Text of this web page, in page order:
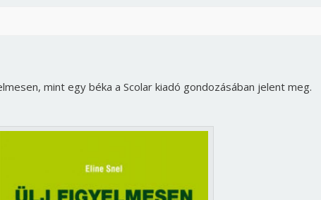
mint egy béka a Scolar kiadó gondozásában jelent meg.
Borsonline bejelentkezés